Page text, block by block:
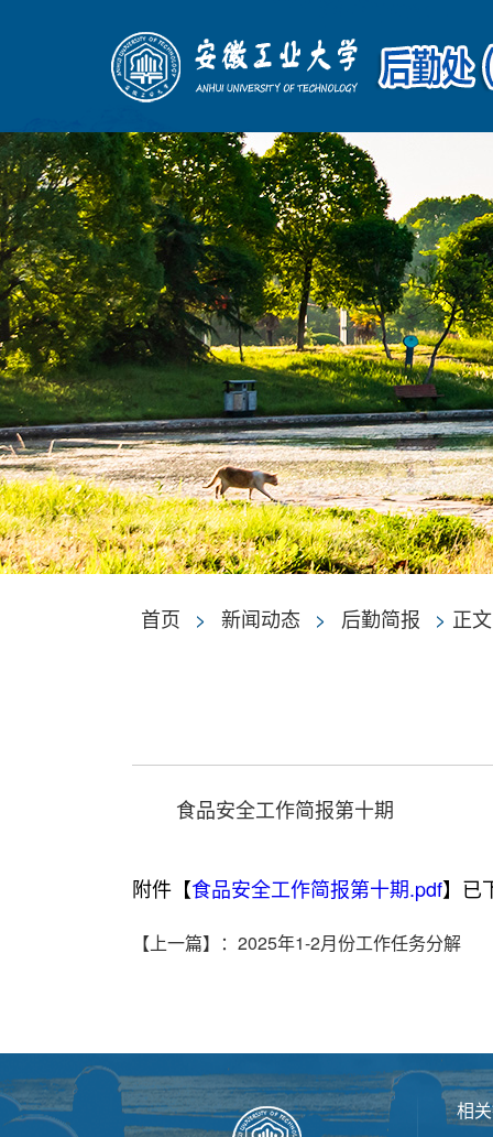
首页 > 新闻动态 > 后勤简报 > 正文
食品安全工作简报第十期
附件【食品安全工作简报第十期.pdf】已
【上一篇】 ： 2025年1-2月份工作任务分解
相